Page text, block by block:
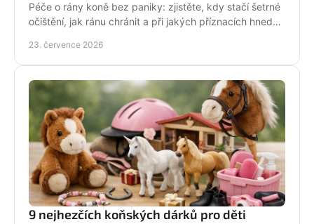
Péče o rány koně bez paniky: zjistěte, kdy stačí šetrné
očištění, jak ránu chránit a při jakých příznacích hned
23. července 2026
9 nejhezčích koňských dárků pro děti